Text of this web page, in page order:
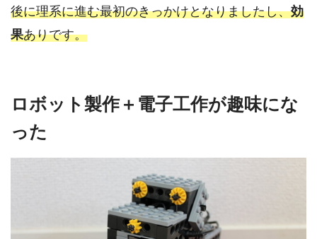
後に理系に進む最初のきっかけとなりましたし、効
果ありです。
ロボット製作＋電子工作が趣味にな
った